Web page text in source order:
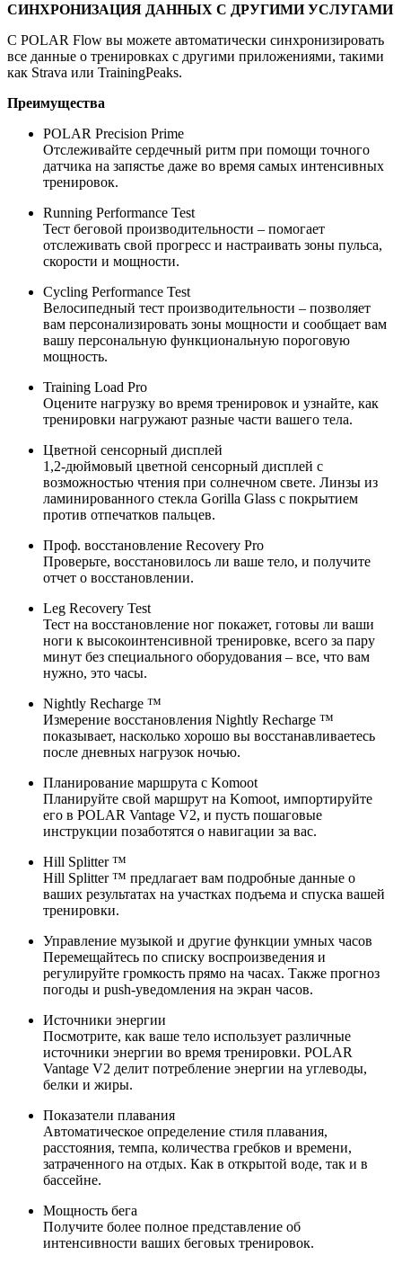
СИНХРОНИЗАЦИЯ ДАННЫХ С ДРУГИМИ УСЛУГАМИ
С POLAR Flow вы можете автоматически синхронизировать
все данные о тренировках с другими приложениями, такими
как Strava или TrainingPeaks.
Преимущества
POLAR Precision Prime
Отслеживайте сердечный ритм при помощи точного
датчика на запястье даже во время самых интенсивных
тренировок.
Running Performance Test
Тест беговой производительности – помогает
отслеживать свой прогресс и настраивать зоны пульса,
скорости и мощности.
Cycling Performance Test
Велосипедный тест производительности – позволяет
вам персонализировать зоны мощности и сообщает вам
вашу персональную функциональную пороговую
мощность.
Training Load Pro
Оцените нагрузку во время тренировок и узнайте, как
тренировки нагружают разные части вашего тела.
Цветной сенсорный дисплей
1,2-дюймовый цветной сенсорный дисплей с
возможностью чтения при солнечном свете. Линзы из
ламинированного стекла Gorilla Glass с покрытием
против отпечатков пальцев.
Проф. восстановление Recovery Pro
Проверьте, восстановилось ли ваше тело, и получите
отчет о восстановлении.
Leg Recovery Test
Тест на восстановление ног покажет, готовы ли ваши
ноги к высокоинтенсивной тренировке, всего за пару
минут без специального оборудования – все, что вам
нужно, это часы.
Nightly Recharge ™
Измерение восстановления Nightly Recharge ™
показывает, насколько хорошо вы восстанавливаетесь
после дневных нагрузок ночью.
Планирование маршрута с Komoot
Планируйте свой маршрут на Komoot, импортируйте
его в POLAR Vantage V2, и пусть пошаговые
инструкции позаботятся о навигации за вас.
Hill Splitter ™
Hill Splitter ™ предлагает вам подробные данные о
ваших результатах на участках подъема и спуска вашей
тренировки.
Управление музыкой и другие функции умных часов
Перемещайтесь по списку воспроизведения и
регулируйте громкость прямо на часах. Также прогноз
погоды и push-уведомления на экран часов.
Источники энергии
Посмотрите, как ваше тело использует различные
источники энергии во время тренировки. POLAR
Vantage V2 делит потребление энергии на углеводы,
белки и жиры.
Показатели плавания
Автоматическое определение стиля плавания,
расстояния, темпа, количества гребков и времени,
затраченного на отдых. Как в открытой воде, так и в
бассейне.
Мощность бега
Получите более полное представление об
интенсивности ваших беговых тренировок.